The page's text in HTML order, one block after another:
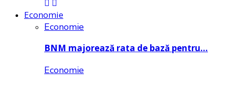
Economie
Economie
BNM majorează rata de bază pentru…
Economie